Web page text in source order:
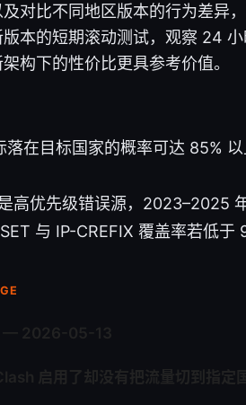
对比不同地区版本的行为差异
本的短期滚动测试，观察 24
构下的性价比更具参考价值。
落在目标国家的概率可达 85%
高优先级错误源，2023–2025
与 IP-CREFIX 覆盖率若低于